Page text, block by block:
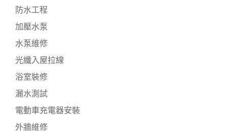
防水工程
加壓水泵
水泵維修
光纖入屋拉線
浴室裝修
漏水測試
電動車充電器安裝
外牆維修